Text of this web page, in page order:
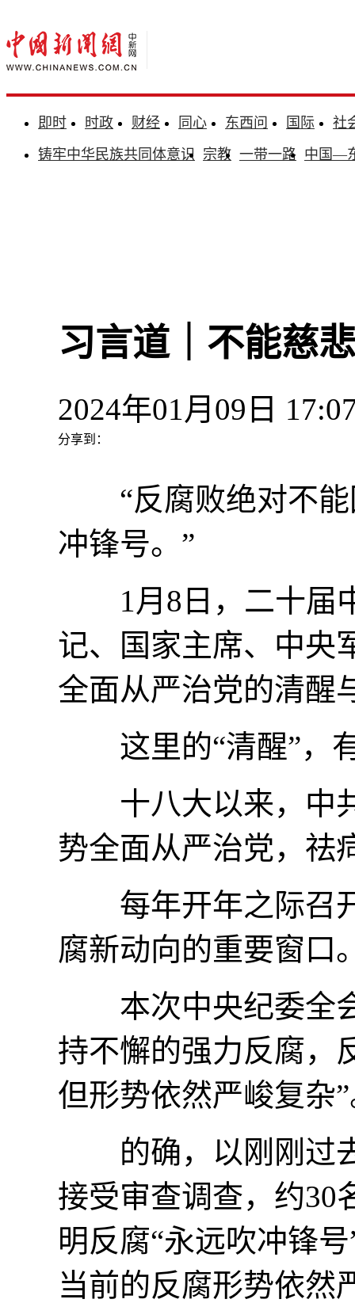
即时 时政 财经 同心 东西问 国际
社
铸牢中华民族共同体意识 宗教 一带一路 中国—
习言道｜不能慈
2024年01月09日
分享到：
“反腐败绝对不能
冲锋号。”
1月8日，二十届中
记、国家主席、中央
全面从严治党的清醒
这里的“清醒”，
十八大以来，中共
势全面从严治党，祛
每年开年之际召开
腐新动向的重要窗口
本次中央纪委全会
持不懈的强力反腐，
但形势依然严峻复杂
的确，以刚刚过去
接受审查调查，约30
明反腐“永远吹冲锋
当前的反腐形势依然